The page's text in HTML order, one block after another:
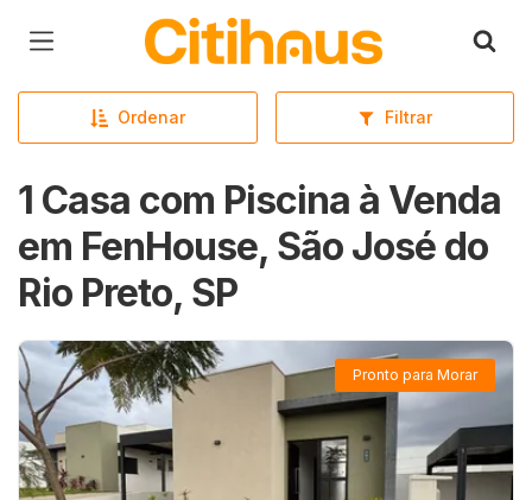
Página inicial
Ordenar Filtrar
1 Casa com Piscina à Venda
em FenHouse, São José do
Rio Preto, SP
Pronto para Morar